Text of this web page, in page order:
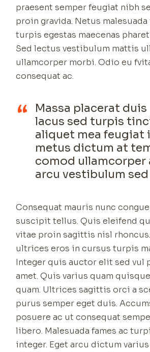
praesent semper feugiat nibh
proin gravida. Netus malesuada
turpis egestas maecenas
Sed lectus vestibulum mattis
ullamcorper morbi. Odio eu
consequat ac.
Massa placerat
lacus sed turpis
aliquet mea feugiat
metus dictum at
comod ullamcorper
arcu vestibulum sed
Consequat mauris nunc
suscipit tellus. Quis eleifend
vitae proin sagittis nisl
ultrices eros in cursus turpis
Integer quis auctor elit sed vul
amet. Quis varius quam
quam. Ultrices sagittis orci a
purus semper eget duis.
posuere ac ut consequat
libero. Malesuada fames ac
integer. Eget arcu dictum